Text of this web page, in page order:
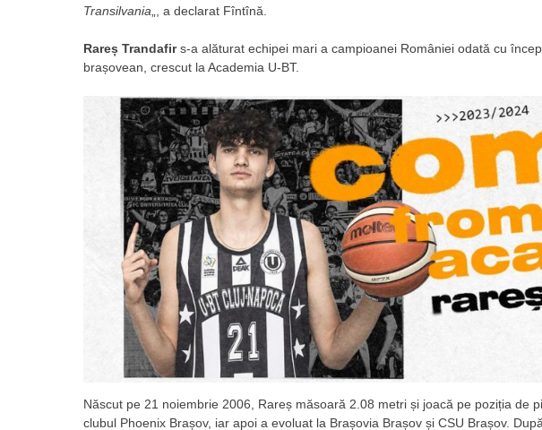
Transilvania „, a declarat Fîntînă.
Rareș Trandafirs-a alăturat echipei mari a campioanei României odată cu
brașovean, crescut la Academia U-BT.
Născut pe 21 noiembrie 2006, Rareș măsoară 2.08 metri și joacă pe poziția de
clubul Phoenix Brașov, iar apoi a evoluat la Brașovia Brașov și CSU Brașov.